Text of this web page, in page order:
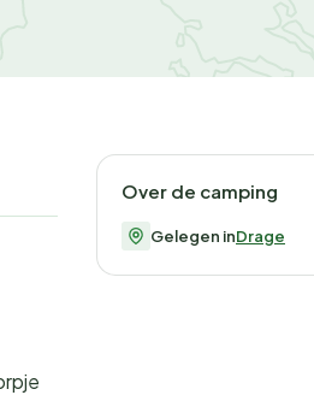
Over de camping
Gelegen inDrage